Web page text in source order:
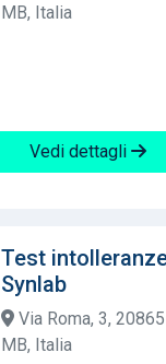
MB, Italia
Vedi dettagli
Test
Synlab
Via Roma, 3,
MB, Italia